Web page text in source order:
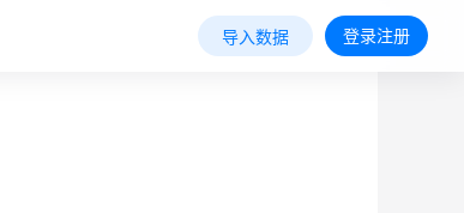
导入数据 登录注册